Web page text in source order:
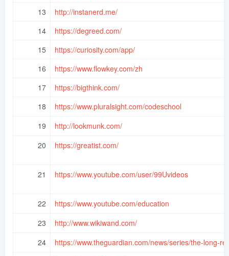
13
http://instanerd.me/
14
https://degreed.com/
15
https://curiosity.com/app/
16
https://www.flowkey.com/zh
17
https://bigthink.com/
18
https://www.pluralsight.com/codeschool
19
http://lookmunk.com/
20
https://greatist.com/
21 https://www.youtube.com/user/99Uvideos
22
https://www.youtube.com/education
23
http://www.wikiwand.com/
24
https://www.theguardian.com/news/series/the-long-